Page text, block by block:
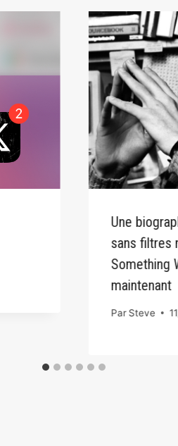
Une
sans filtres
Something
maintenant
Par Steve